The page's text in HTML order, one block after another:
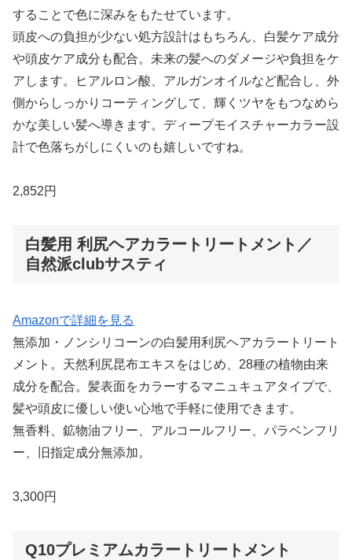
することで色に深みをもたせています。
頭皮への負担が少ない処方設計はもちろん、白髪ケア成分
や頭皮ケア成分も配合。未来の髪へのダメージや負担をケ
アします。ヒアルロン酸、アルガンオイルなど配合し、外
側からしっかりコーティングして、輝くツヤをもつなめら
かな美しい髪へ導きます。ディープモイスチャーカラー設
計で色落ちがしにくいのも嬉しいですね。
2,852円
白髪用 利尻ヘアカラートリートメント／
自然派clubサスティ
Amazonで詳細を見る
無添加・ノンシリコーンの白髪用利尻ヘアカラートリート
メント。天然利尻昆布エキスをはじめ、28種の植物由来
成分を配合。髪表面をカラーするマニュキュアタイプで、
髪や頭皮に優しい使い心地で手軽に使用できます。
無香料、鉱物油フリー、アルコールフリー、パラベンフリ
ー、旧指定成分無添加。
3,300円
Q10プレミアムカラートリートメント